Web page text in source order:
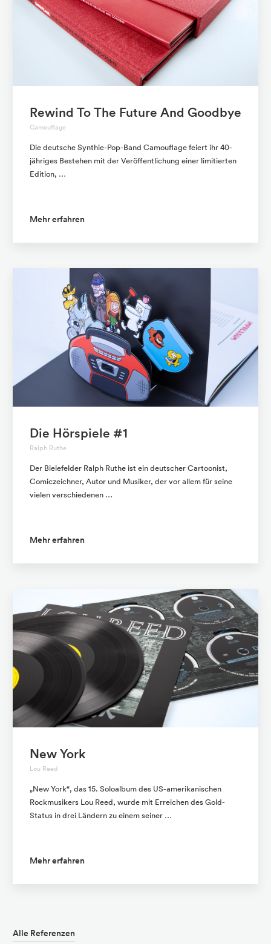
Rewind To The Future And Goodbye
Camouflage
Die deutsche Synthie-Pop-Band Camouflage feiert ihr 40-
jähriges Bestehen mit der Veröffentlichung einer limitierten
Edition, …
Mehr erfahren
Die Hörspiele #1
Ralph Ruthe
Der Bielefelder Ralph Ruthe ist ein deutscher Cartoonist,
Comiczeichner, Autor und Musiker, der vor allem für seine
vielen verschiedenen …
Mehr erfahren
New York
Lou Reed
„New York“, das 15. Soloalbum des US-amerikanischen
Rockmusikers Lou Reed, wurde mit Erreichen des Gold-
Status in drei Ländern zu einem seiner …
Mehr erfahren
Alle Referenzen